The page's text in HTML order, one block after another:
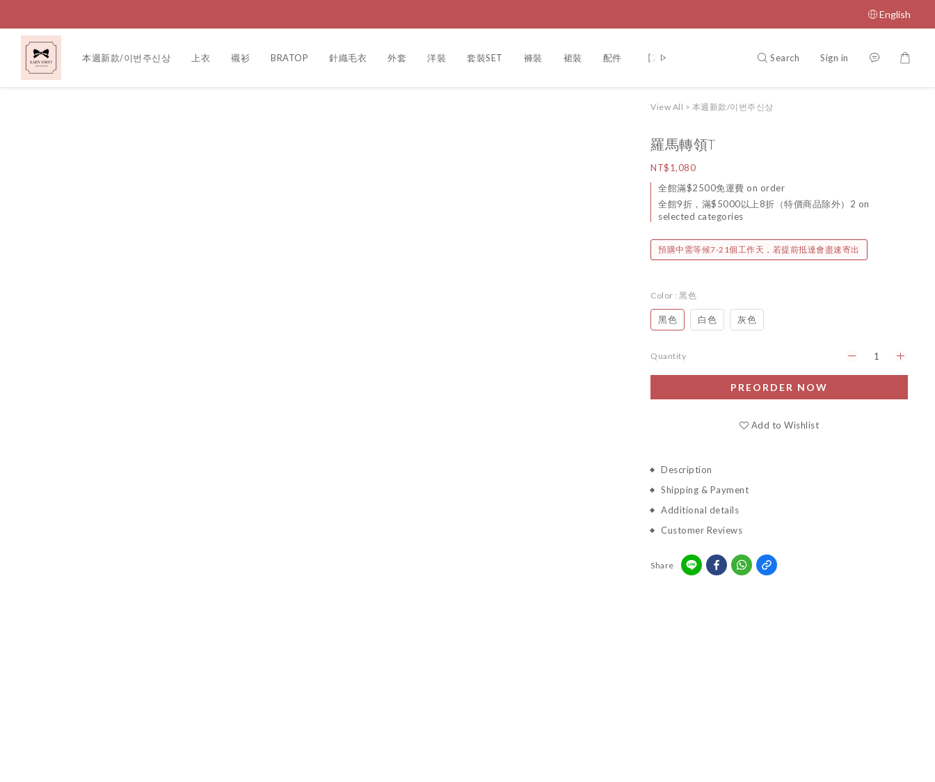
English
本週新款/이번주신상 上衣 襯衫 BRATOP 針織毛衣 外套 洋裝 套裝SET 褲裝 裙裝 配件 【2026 春夏官網 5 折專區】任選一件享 5 折
Search Sign in
View All > 本週新款/이번주신상
羅馬轉領T
NT$1,080
全館滿$2500免運費 on order
全館9折，滿$5000以上8折（特價商品除外）2 on
selected categories
預購中需等候7-21個工作天，若提前抵達會盡速寄出
Color : 黑色
黑色 白色 灰色
Quantity
PREORDER NOW
Add to Wishlist
Description
Shipping & Payment
Additional details
Customer Reviews
Share